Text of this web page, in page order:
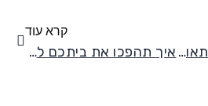
להאיר את הבית עם תאורה נכונה
קרא עוד
איך תהפכו את ביתכם למודרני ונעים?